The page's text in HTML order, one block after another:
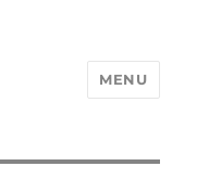
MENU